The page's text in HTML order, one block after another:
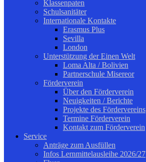
Klassenpaten
Schulsanitäter
Internationale Kontakte
Erasmus Plus
Sevilla
London
Unterstützung der Einen Welt
Loma Alta / Bolivien
Partnerschule Misereor
Förderverein
Über den Förderverein
Neuigkeiten / Berichte
Projekte des Fördervereins
Termine Förderverein
Kontakt zum Förderverein
Service
Anträge zum Ausfüllen
Infos Lernmittelausleihe 2026/27